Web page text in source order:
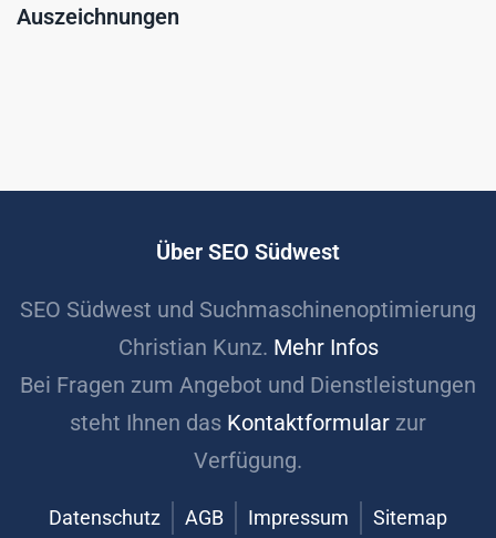
Auszeichnungen
Über SEO Südwest
SEO Südwest und Suchmaschinenoptimierung
Christian Kunz. Mehr Infos
Bei Fragen zum Angebot und Dienstleistungen
steht Ihnen das Kontaktformular zur
Verfügung.
Datenschutz AGB Impressum Sitemap